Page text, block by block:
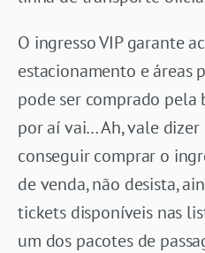
O ingresso VIP garante
estacionamento e áreas
pode ser comprado pela
por aí vai… Ah, vale dizer
conseguir comprar o
de venda, não desista,
tickets disponíveis nas
um dos pacotes de